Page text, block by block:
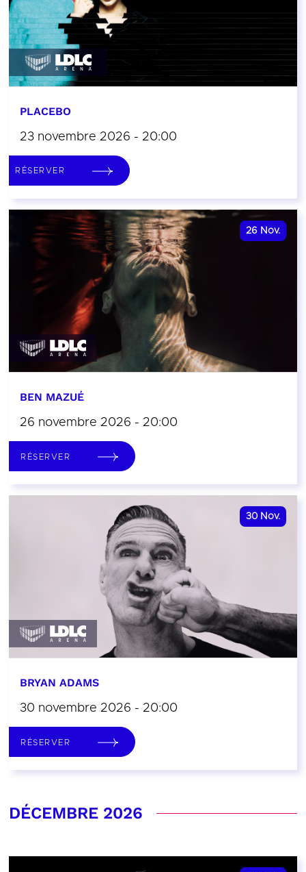
PLACEBO
23 novembre 2026 - 20:00
RÉSERVER
26 Nov.
BEN MAZUÉ
26 novembre 2026 - 20:00
RÉSERVER
30 Nov.
BRYAN ADAMS
30 novembre 2026 - 20:00
RÉSERVER
DÉCEMBRE 2026